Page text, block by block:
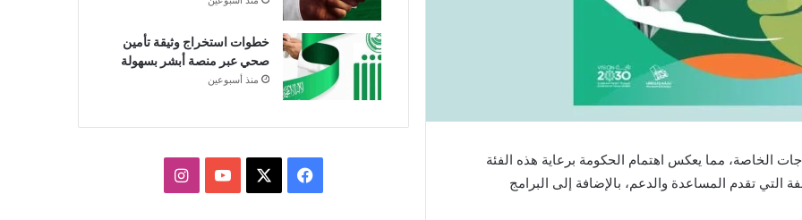
الخاصة، مما يعكس اهتمام الحكومة برعاية هذه الفئة
تقدم المساعدة والدعم، بالإضافة إلى البرامج
خطوات استخراج وثيقة تأمين
صحي عبر منصة أبشر بسهولة
منذ أسبوعين
فيسبوك يوتيوبانستقرام